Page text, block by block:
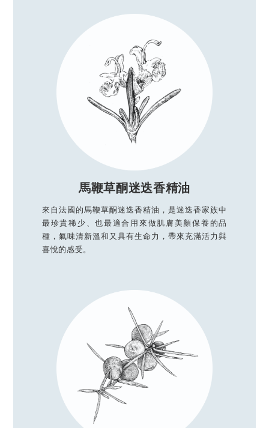
馬鞭草酮迷迭香精油
來自法國的馬鞭草酮迷迭香精油，是迷迭香家族中
最珍貴稀少、也最適合用來做肌膚美顏保養的品
種，氣味清新溫和又具有生命力，帶來充滿活力與
喜悅的感受。